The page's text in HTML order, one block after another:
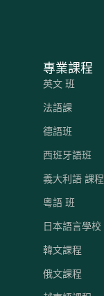
專業課程
英文 班
法語課
德語班
西班牙語班
義大利語 課程
粵語 班
日本語言學校
韓文課程
俄文課程